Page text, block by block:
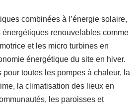
combinées à l’énergie solaire,
renouvelables comme
et les micro turbines en
énergétique du site en hiver.
pour toutes les pompes à chaleur, la
la climatisation des lieux en
les paroisses et